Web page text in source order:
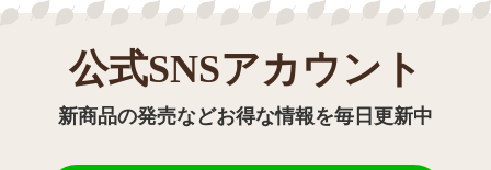
公式SNSアカウント
新商品の発売などお得な情報を毎日更新中